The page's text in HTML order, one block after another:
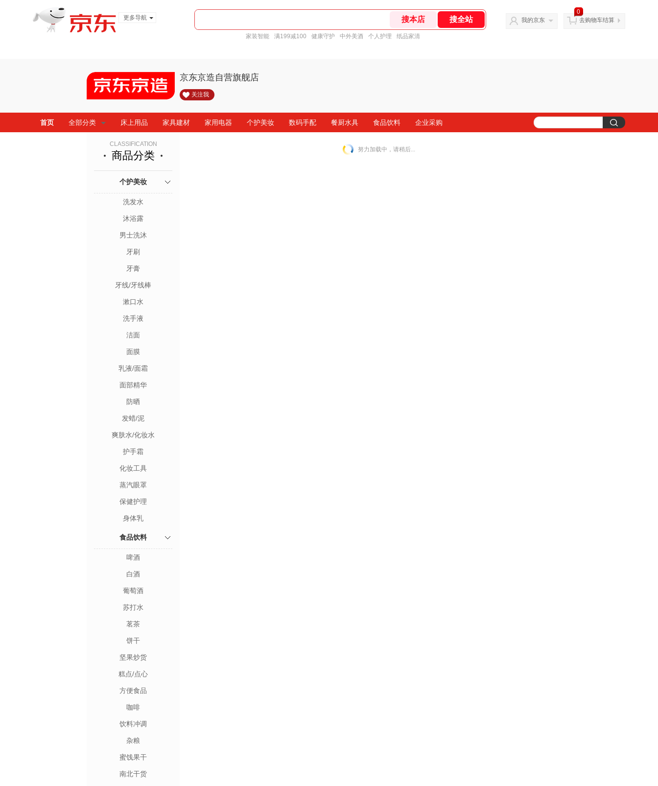
更多导航
家装智能 满199减100 健康守护 中外美酒 个人护理 纸品家清
我的京东
0
去购物车结算
京东京造自营旗舰店
关注我
首页 全部分类 床上用品 家具建材 家用电器 个护美妆 数码手配 餐厨水具 食品饮料 企业采购
CLASSIFICATION
商品分类
个护美妆
洗发水
沐浴露
男士洗沐
牙刷
牙膏
牙线/牙线棒
漱口水
洗手液
洁面
面膜
乳液/面霜
面部精华
防晒
发蜡/泥
爽肤水/化妆水
护手霜
化妆工具
蒸汽眼罩
保健护理
身体乳
食品饮料
啤酒
白酒
葡萄酒
苏打水
茗茶
饼干
坚果炒货
糕点/点心
方便食品
咖啡
饮料冲调
杂粮
蜜饯果干
南北干货
努力加载中，请稍后...